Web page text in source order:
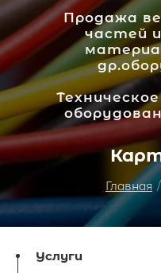
Продажа
частей
Главная /
Услуги